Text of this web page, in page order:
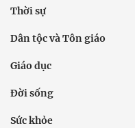
Thời sự
Dân tộc và Tôn giáo
Giáo dục
Đời sống
Sức khỏe